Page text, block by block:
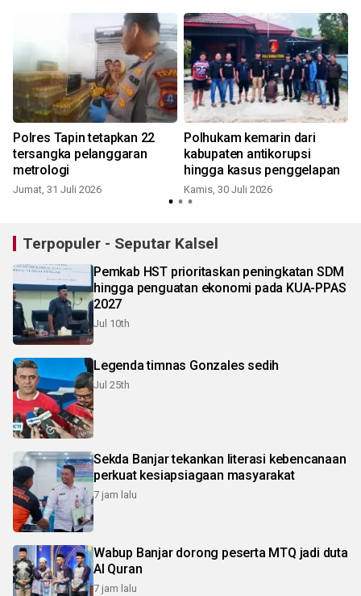
Polres Tapin tetapkan 22
tersangka pelanggaran
metrologi
Jumat, 31 Juli 2026
Polhukam kemarin dari
kabupaten antikorupsi
hingga kasus penggelapan
Kamis, 30 Juli 2026
Terpopuler - Seputar Kalsel
Pemkab HST prioritaskan peningkatan SDM
hingga penguatan ekonomi pada KUA-PPAS
2027
Jul 10th
Legenda timnas Gonzales sedih
Jul 25th
Sekda Banjar tekankan literasi kebencanaan
perkuat kesiapsiagaan masyarakat
7 jam lalu
Wabup Banjar dorong peserta MTQ jadi duta
Al Quran
7 jam lalu